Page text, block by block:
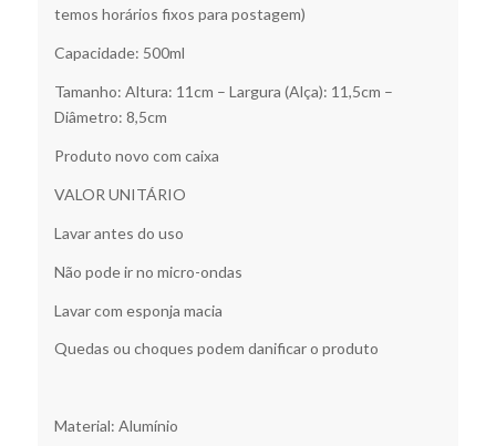
temos horários fixos para postagem)
Capacidade: 500ml
Tamanho: Altura: 11cm – Largura (Alça): 11,5cm –
Diâmetro: 8,5cm
Produto novo com caixa
VALOR UNITÁRIO
Lavar antes do uso
Não pode ir no micro-ondas
Lavar com esponja macia
Quedas ou choques podem danificar o produto
Material: Alumínio